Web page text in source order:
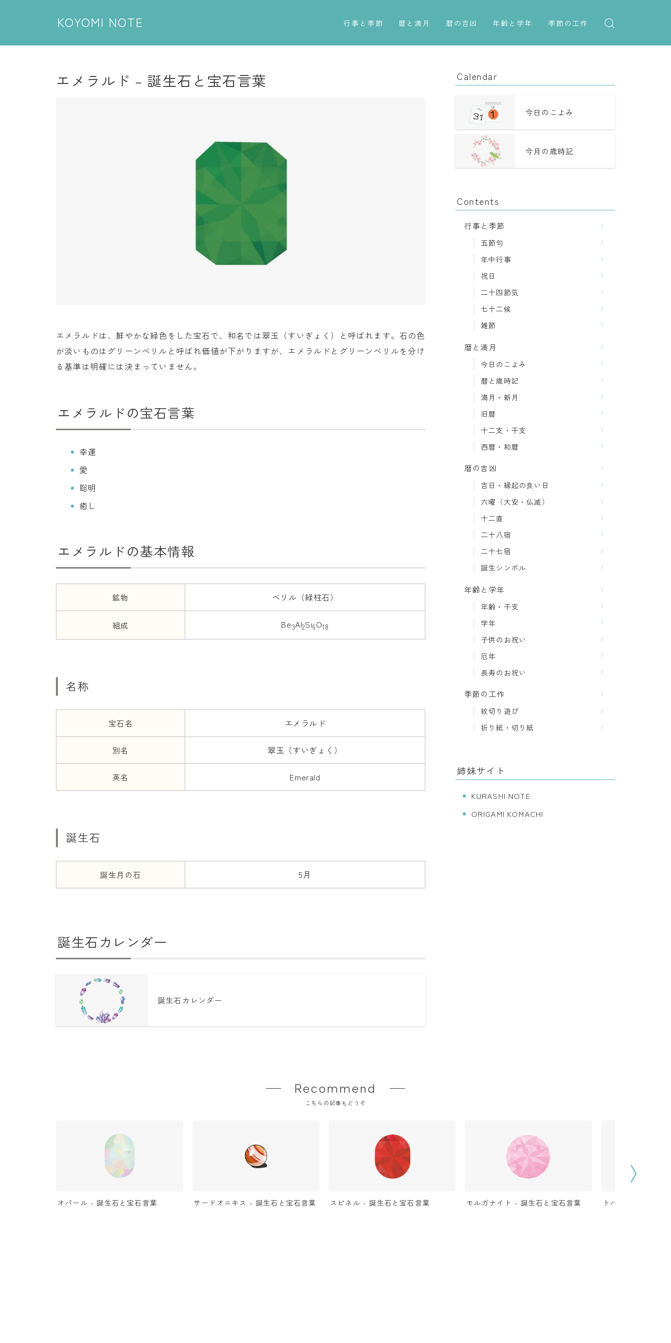
KOYOMI NOTE 行事と季節
五節句
暦と満月
今日のこよみ
暦の吉凶
吉日・縁起の良い日
二十八宿
二十七宿
誕生シンボル
年齢と学年
年齢・干支
厄年
長寿のお祝い
季節の工作
紋切り遊び
エメラルド – 誕生石と宝石言葉
エメラルドは、鮮やかな緑色をした宝石で、和名では翠玉（すいぎょく）と呼ばれます。石の色
が淡いものはグリーンベリルと呼ばれ価値が下がりますが、エメラルドとグリーンベリルを分け
る基準は明確には決まっていません。
エメラルドの宝石言葉
幸運
愛
聡明
癒し
エメラルドの基本情報
鉱物 ベリル（緑柱石）
組成 Be3Al2Si6O18
名称
宝石名 エメラルド
別名 翠玉（すいぎょく）
英名 Emerald
誕生石
誕生月の石 5月
誕生石カレンダー
誕生石カレンダー
Calendar
今日のこよみ
今月の歳時記
Contents
行事と季節
五節句
年中行事
祝日
二十四節気
七十二候
雑節
暦と満月
今日のこよみ
暦と歳時記
満月・新月
旧暦
十二支・干支
西暦・和暦
暦の吉凶
吉日・縁起の良い日
六曜（大安・仏滅）
十二直
二十八宿
二十七宿
誕生シンボル
年齢と学年
年齢・干支
学年
子供のお祝い
厄年
長寿のお祝い
季節の工作
紋切り遊び
折り紙・切り紙
姉妹サイト
KURASHI NOTE
ORIGAMI KOMACHI
Recommend
こちらの記事もどうぞ
オパール - 誕生石と宝石言葉 サードオニキス - 誕生石と宝石言葉 スピネル - 誕生石と宝石言葉 モルガナイト - 誕生石と宝石言葉 トパーズ - 誕生石